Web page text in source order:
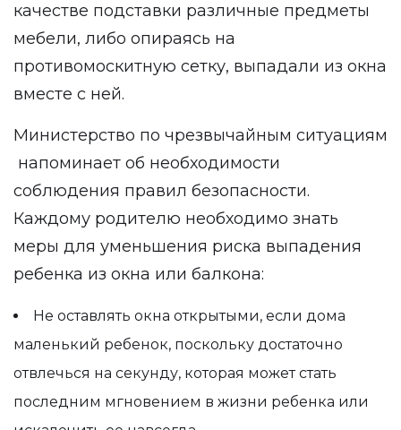
качестве подставки различные предметы
мебели, либо опираясь на
противомоскитную сетку, выпадали из окна
вместе с ней.
Министерство по чрезвычайным ситуациям
напоминает об необходимости
соблюдения правил безопасности.
Каждому родителю необходимо знать
меры для уменьшения риска выпадения
ребенка из окна или балкона:
Не оставлять окна открытыми, если дома
маленький ребенок, поскольку достаточно
отвлечься на секунду, которая может стать
последним мгновением в жизни ребенка или